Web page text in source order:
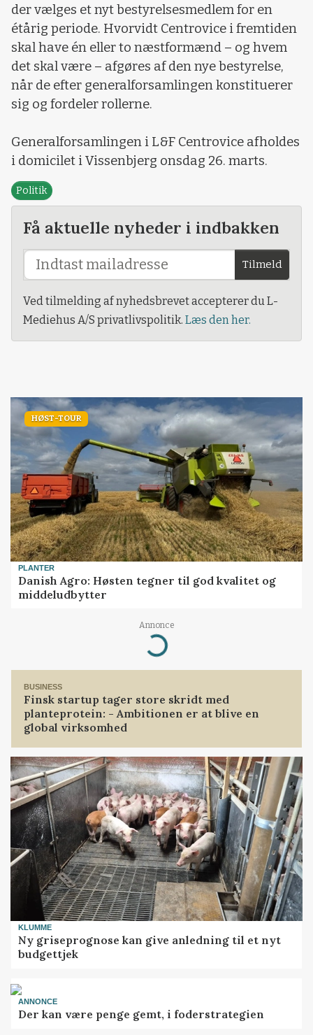
der vælges et nyt bestyrelsesmedlem for en
étårig periode. Hvorvidt Centrovice i fremtiden
skal have én eller to næstformænd – og hvem
det skal være – afgøres af den nye bestyrelse,
når de efter generalforsamlingen konstituerer
sig og fordeler rollerne.
Generalforsamlingen i L&F Centrovice afholdes
i domicilet i Vissenbjerg onsdag 26. marts.
Politik
Få aktuelle nyheder i indbakken
Tilmeld
Ved tilmelding af nyhedsbrevet accepterer du L-
Mediehus A/S privatlivspolitik. Læs den her.
HØST-TOUR
PLANTER
Danish Agro: Høsten tegner til god kvalitet og
middeludbytter
Annonce
Loading...
BUSINESS
Finsk startup tager store skridt med
planteprotein: - Ambitionen er at blive en
global virksomhed
KLUMME
Ny griseprognose kan give anledning til et nyt
budgettjek
ANNONCE
Der kan være penge gemt, i foderstrategien